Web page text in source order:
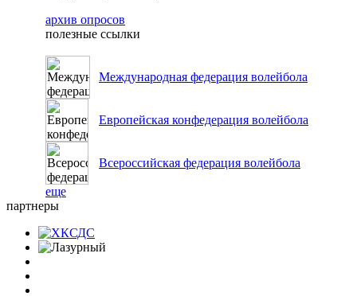
архив опросов
полезные ссылки
Международная федерация волейбола
Европейская конфедерация волейбола
Всероссийская федерация волейбола
еще
партнеры